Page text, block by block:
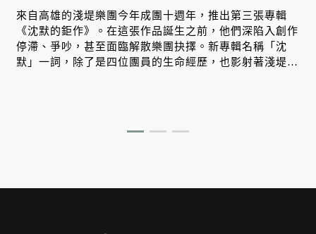
來自高雄的淺堤樂團今年成團十週年，推出第三張專輯
《沈默的鉅作》。在這張作品誕生之前，他們深陷入創作
停滯、爭吵，甚至面臨解散樂團抉擇。新專輯名稱「沈
默」一詞，除了是四位團員的生命經歷，也影射著淺堤走